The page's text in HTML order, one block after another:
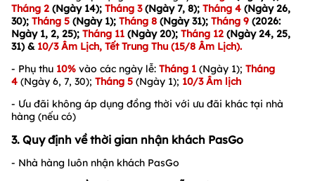
Tháng 2 (Ngày 14); Tháng 3(Ngày 7, 8); Tháng 4 (Ngày 26,
30); Tháng 5 (Ngày 1); Tháng 8 (Ngày 31); Tháng 9 (2026:
Ngày 1, 2, 25); Tháng 11 (Ngày 20); Tháng 12 (Ngày 24, 25,
31) & 10/3 Âm Lịch, Tết Trung Thu (15/8 Âm Lịch).
- Phụ thu 10% vào các ngày lễ: Tháng 1 (Ngày 1); Tháng
4 (Ngày 6, 7, 30); Tháng 5 (Ngày 1); 10/3 Âm lịch
- Ưu đãi không áp dụng đồng thời với ưu đãi khác tại nhà
hàng (nếu có)
3. Quy định về thời gian nhận khách PasGo
- Nhà hàng luôn nhận khách PasGo